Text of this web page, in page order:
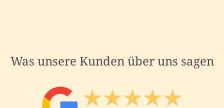
Was unsere Kunden über uns sagen